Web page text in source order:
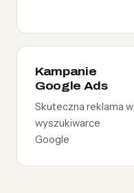
Kampanie
Google Ads
Skuteczna reklama w
wyszukiwarce
Google